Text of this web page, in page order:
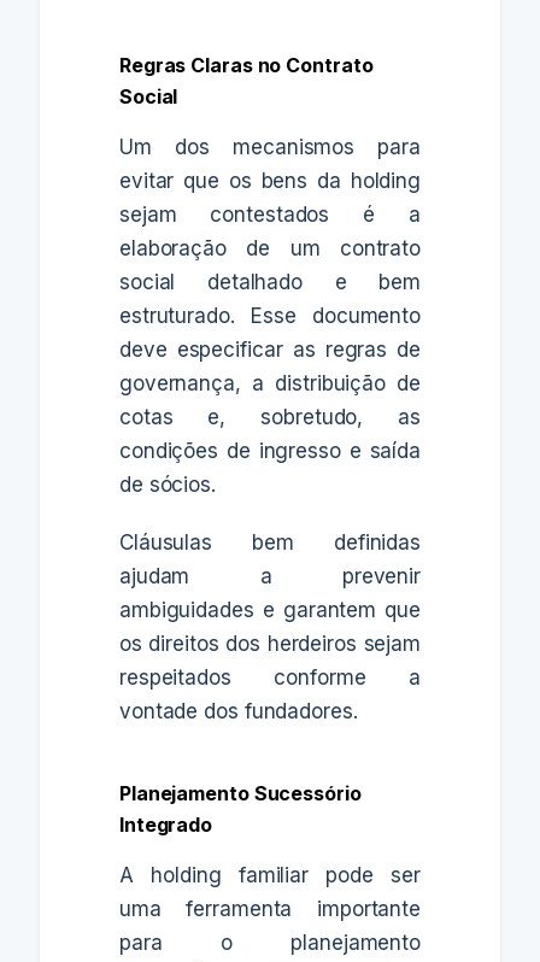
Regras Claras no Contrato
Social
Um dos mecanismos para
evitar que os bens da holding
sejam contestados é a
elaboração de um contrato
social detalhado e bem
estruturado. Esse documento
deve especificar as regras de
governança, a distribuição de
cotas e, sobretudo, as
condições de ingresso e saída
de sócios.
Cláusulas bem definidas
ajudam a prevenir
ambiguidades e garantem que
os direitos dos herdeiros sejam
respeitados conforme a
vontade dos fundadores.
Planejamento Sucessório
Integrado
A holding familiar pode ser
uma ferramenta importante
para o planejamento